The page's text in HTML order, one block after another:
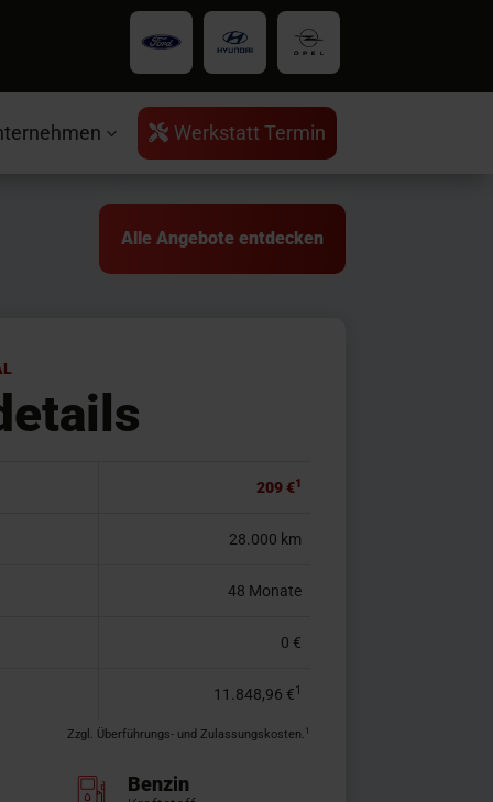
3  Werkstatt Termin
Alle Angebote entdecken
209 €1
28.000 km
48 Monate
0 €
11.848,96 €1
Zzgl. Überführungs- und Zulassungskosten. 1
Benzin